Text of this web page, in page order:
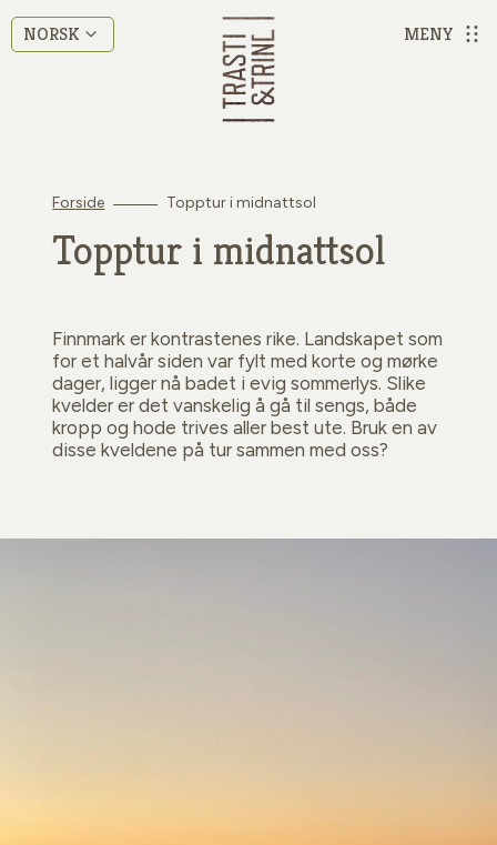
NORSK MENY
Forside Topptur i midnattsol
Topptur i midnattsol
Finnmark er kontrastenes rike. Landskapet som
for et halvår siden var fylt med korte og mørke
dager, ligger nå badet i evig sommerlys. Slike
kvelder er det vanskelig å gå til sengs, både
kropp og hode trives aller best ute. Bruk en av
disse kveldene på tur sammen med oss?